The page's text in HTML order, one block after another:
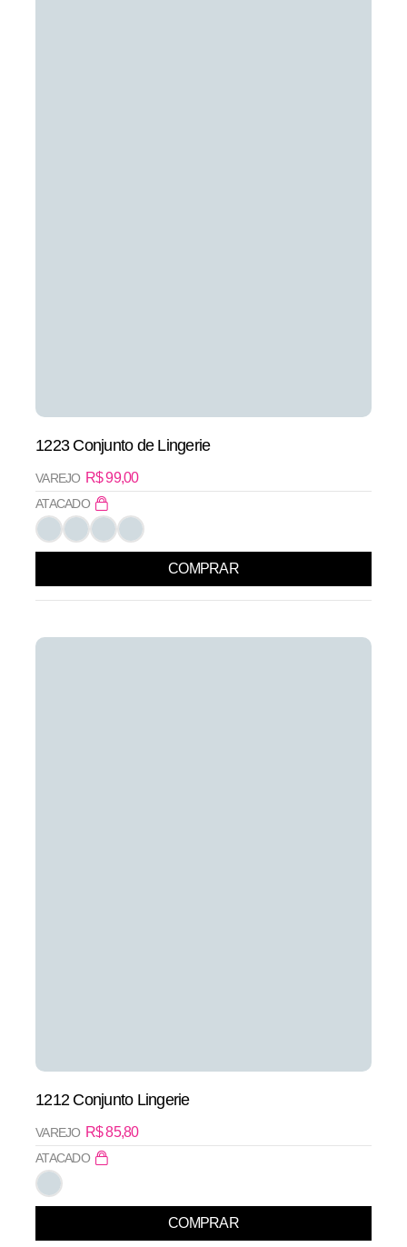
1223 Conjunto de Lingerie
R$99,00
VAREJO
ATACADO
COMPRAR
1212 Conjunto Lingerie
R$85,80
VAREJO
ATACADO
COMPRAR